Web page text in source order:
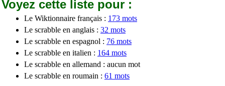
Voyez cette liste pour :
Le Wiktionnaire français : 173 mots
Le scrabble en anglais : 32 mots
Le scrabble en espagnol : 76 mots
Le scrabble en italien : 164 mots
Le scrabble en allemand : aucun mot
Le scrabble en roumain : 61 mots